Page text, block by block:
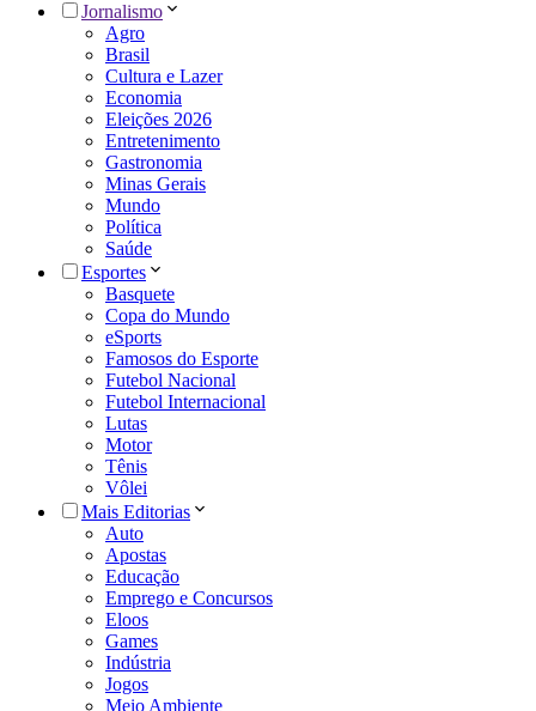
Jornalismo
Agro
Brasil
Cultura e Lazer
Economia
Eleições 2026
Entretenimento
Gastronomia
Minas Gerais
Mundo
Política
Saúde
Esportes
Basquete
Copa do Mundo
eSports
Famosos do Esporte
Futebol Nacional
Futebol Internacional
Lutas
Motor
Tênis
Vôlei
Mais Editorias
Auto
Apostas
Educação
Emprego e Concursos
Eloos
Games
Indústria
Jogos
Meio Ambiente